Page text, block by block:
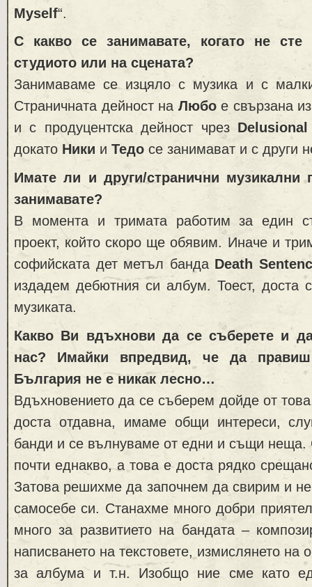
Myself“.
С какво се занимавате, когато не сте
студиото или на сцената?
Занимаваме се изцяло с музика и с
Страничната дейност на Любое свързана
и с продуцентска дейност чрез
докато Ники и Тедо се занимават и с други
Имате ли и други/странични музикални
занимавате?
В момента и тримата работим за един
проект, който скоро ще обявим. Иначе и
софийската дет метъл банда Death
издадем дебютния си албум. Тоест, доста
музиката.
Какво Ви вдъхнови да се съберете и
нас? Имайки впредвид, че да
България не е никак лесно…
Вдъхновението да се съберем дойде от
доста отдавна, имаме общи интереси,
банди и се вълнуваме от едни и същи
почти еднакво, а това е доста рядко
Затова решихме да започнем да свирим и
самосебе си. Станахме много добри
много за развитието на бандата –
написването на текстовете, измислянето на
за албума и т.н. Изобщо ние сме като